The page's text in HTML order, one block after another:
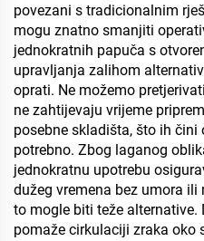
povezani s tradicionalnim
mogu znatno smanjiti
jednokratnih papuča s
upravljanja zalihom
oprati. Ne možemo
ne zahtijevaju vrijeme
posebne skladišta, što ih
potrebno. Zbog laganog
jednokratnu upotrebu
dužeg vremena bez umora
to mogle biti teže alternative.
pomaže cirkulaciji zraka oko